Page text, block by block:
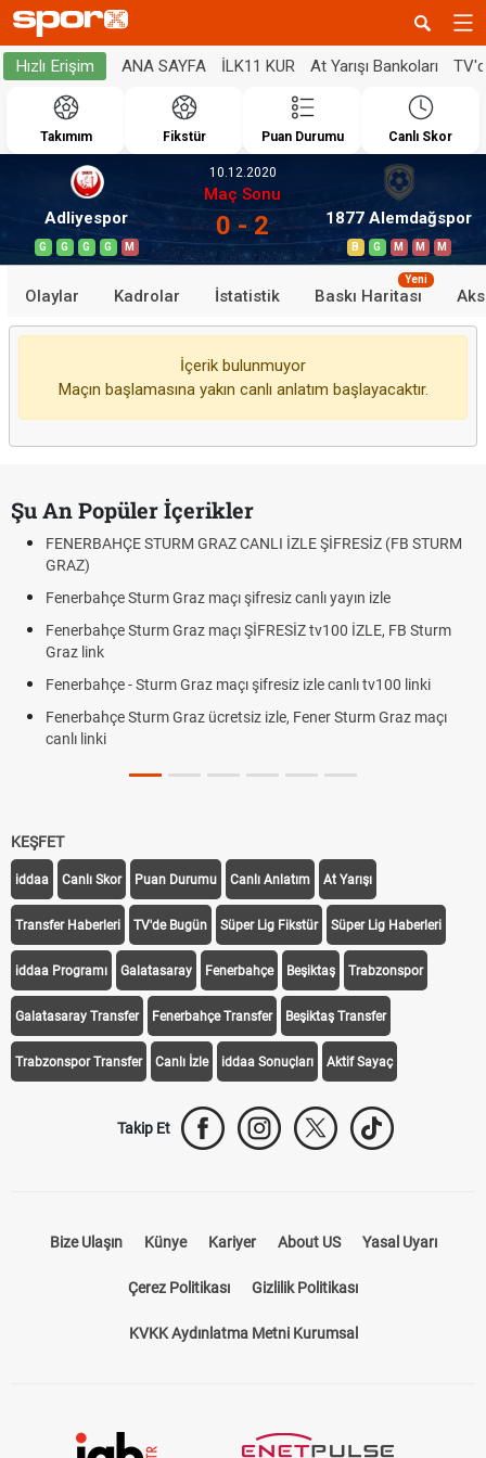
Hızlı Erişim ANA SAYFA İLK11 KUR At Yarışı Bankoları
Takımım Fikstür Puan Durumu Canlı Skor
Adliyespor
G G G G M
10.12.2020
Maç Sonu
0 - 2 1877 Alemdağspor
B G M M M
Olaylar Kadrolar İstatistik Baskı Haritası
Yeni
İçerik bulunmuyor
Maçın başlamasına yakın canlı anlatım başlayacaktır.
Şu An Popüler İçerikler
FENERBAHÇE STURM GRAZ CANLI İZLE ŞİFRESİZ (FB STURM
GRAZ)
Fenerbahçe Sturm Graz maçı şifresiz canlı yayın izle
Fenerbahçe Sturm Graz maçı ŞİFRESİZ tv100 İZLE, FB Sturm
Graz link
Fenerbahçe - Sturm Graz maçı şifresiz izle canlı tv100 linki
Fenerbahçe Sturm Graz ücretsiz izle, Fener Sturm Graz maçı
canlı linki
KEŞFET
iddaa Canlı Skor Puan Durumu Canlı Anlatım At Yarışı
Transfer Haberleri TV'de Bugün Süper Lig Fikstür Süper Lig Haberleri
iddaa Programı Galatasaray Fenerbahçe Beşiktaş Trabzonspor
Galatasaray Transfer Fenerbahçe Transfer Beşiktaş Transfer
Trabzonspor Transfer Canlı İzle iddaa Sonuçları Aktif Sayaç
Takip Et
Bize Ulaşın Künye Kariyer About US Yasal Uyarı
Çerez Politikası Gizlilik Politikası
KVKK Aydınlatma Metni Kurumsal